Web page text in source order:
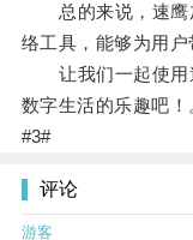
总的来说，速鹰
络工具，能够为用户
让我们一起使用
数字生活的乐趣吧！
#3#
评论
游客